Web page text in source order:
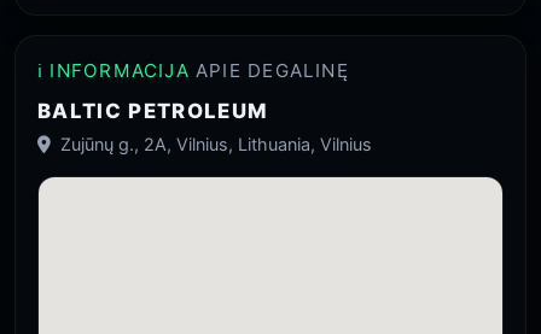
ℹ️ INFORMACIJA APIE DEGALINĘ
BALTIC PETROLEUM
Zujūnų g., 2A, Vilnius, Lithuania, Vilnius